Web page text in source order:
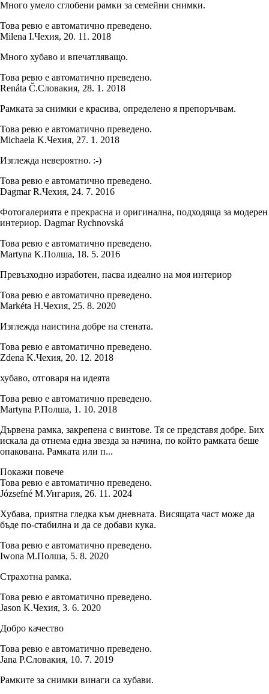
Много умело сглобени рамки за семейни снимки.
Това ревю е автоматично преведено.
Milena I.Чехия, 20. 11. 2018
Много хубаво и впечатляващо.
Това ревю е автоматично преведено.
Renáta Č.Словакия, 28. 1. 2018
Рамката за снимки е красива, определено я препоръчвам.
Това ревю е автоматично преведено.
Michaela K.Чехия, 27. 1. 2018
Изглежда невероятно. :-)
Това ревю е автоматично преведено.
Dagmar R.Чехия, 24. 7. 2016
Фотогалерията е прекрасна и оригинална, подходяща за модерен
интериор. Dagmar Rychnovská
Това ревю е автоматично преведено.
Martyna K.Полша, 18. 5. 2016
Превъзходно изработен, пасва идеално на моя интериор
Това ревю е автоматично преведено.
Markéta H.Чехия, 25. 8. 2020
Изглежда наистина добре на стената.
Това ревю е автоматично преведено.
Zdena K.Чехия, 20. 12. 2018
хубаво, отговаря на идеята
Това ревю е автоматично преведено.
Martyna P.Полша, 1. 10. 2018
Дървена рамка, закрепена с винтове. Тя се представя добре. Бих
искала да отнема една звезда за начина, по който рамката беше
опакована. Рамката или п...
Покажи повече
Това ревю е автоматично преведено.
Józsefné M.Унгария, 26. 11. 2024
Хубава, приятна гледка към дневната. Висящата част може да
бъде по-стабилна и да се добави кука.
Това ревю е автоматично преведено.
Iwona M.Полша, 5. 8. 2020
Страхотна рамка.
Това ревю е автоматично преведено.
Jason K.Чехия, 3. 6. 2020
Добро качество
Това ревю е автоматично преведено.
Jana P.Словакия, 10. 7. 2019
Рамките за снимки винаги са хубави.